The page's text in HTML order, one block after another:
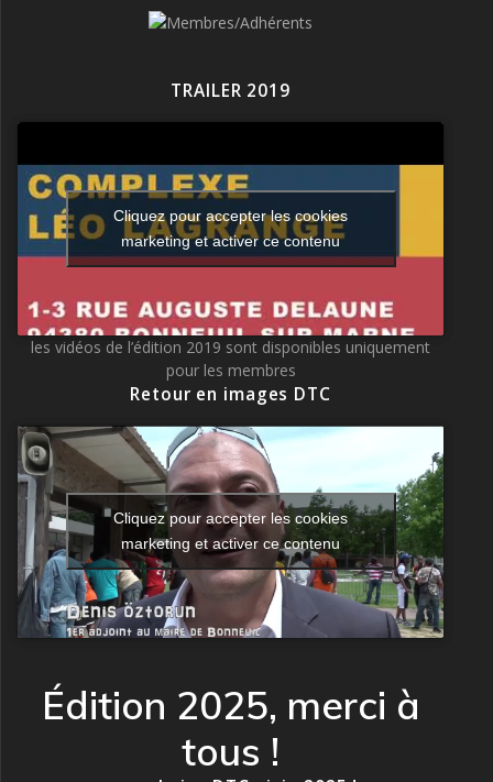
TRAILER 2019
Cliquez pour accepter les cookies
marketing et activer ce contenu
les vidéos de l’édition 2019 sont disponibles uniquement
pour les membres
Retour en images DTC
Cliquez pour accepter les cookies
marketing et activer ce contenu
Édition 2025, merci à
tous !